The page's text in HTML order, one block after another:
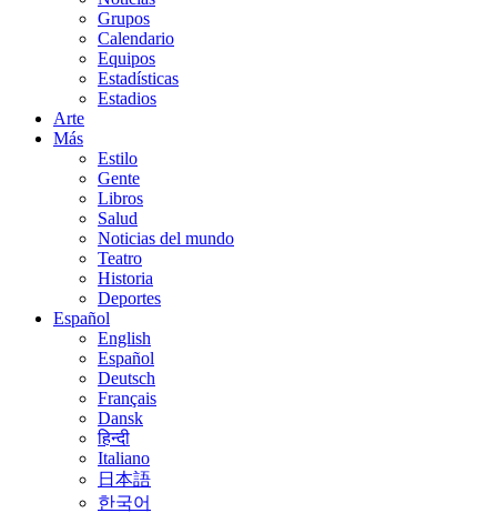
Grupos
Calendario
Equipos
Estadísticas
Estadios
Arte
Más
Estilo
Gente
Libros
Salud
Noticias del mundo
Teatro
Historia
Deportes
Español
English
Español
Deutsch
Français
Dansk
हिन्दी
Italiano
日本語
한국어